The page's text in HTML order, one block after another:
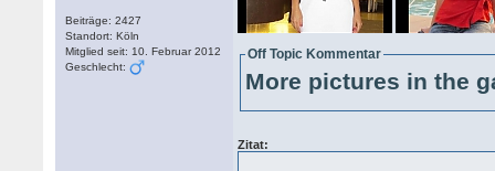
Beiträge: 2427
Standort: Köln
Mitglied seit: 10. Februar 2012
Geschlecht:
Off Topic Kommentar
More pictures in the
Zitat: